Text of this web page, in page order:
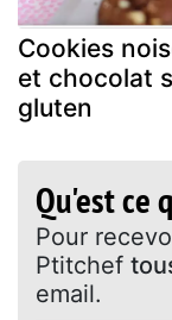
Cookies
et chocolat
gluten
Qu'est ce
Pour
Ptitchef
email.